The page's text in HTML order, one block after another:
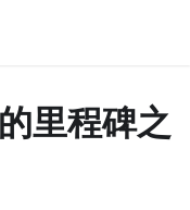
里程碑之